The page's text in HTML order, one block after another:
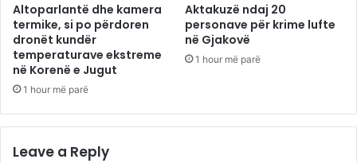
Altoparlantë dhe kamera
termike, si po përdoren
dronët kundër
temperaturave ekstreme
në Korenë e Jugut
1 hour më parë
Aktakuzë ndaj 20
personave për krime lufte
në Gjakovë
1 hour më parë
Leave a Reply